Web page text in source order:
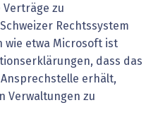
zu
Rechtssystem
wie etwa Microsoft ist
dass das
erhält,
Verwaltungen zu